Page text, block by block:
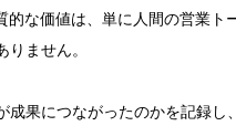
的な価値は、単に人間の営業ト
りません。
成果につながったのかを記録し